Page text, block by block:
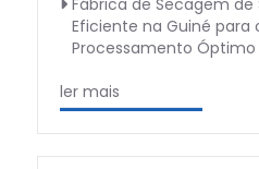
Fábrica de Secagem de
Eficiente na Guiné para
Processamento Óptimo
ler mais